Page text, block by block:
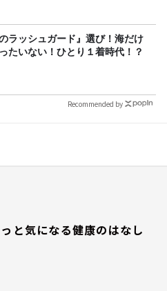
のラッシュガード』選び！海だけ
たいない！ひとり１着時代！？
Recommended by
と気になる健康のはなし